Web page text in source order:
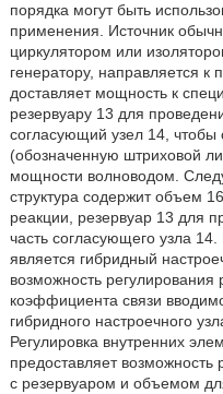
порядка могут быть
применения. Источник
циркулятором или
генератору, направляется
доставляет мощность к
резервуару 13 для
согласующий узел 14, чтобы
(обозначенную штриховой
мощности волноводом.
структура содержит объем
реакции, резервуар 13 для
часть согласующего узла
является гибридный
возможность регулирования
коэффициента связи
гибридного настроечного
Регулировка внутренних
предоставляет
с резервуаром и объемом